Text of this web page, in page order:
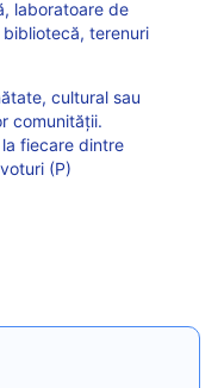
laboratoare de
terenuri
cultural sau
comunității.
fiecare dintre
(P)